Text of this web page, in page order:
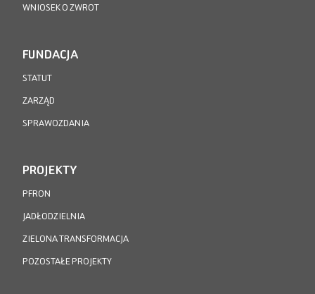
WNIOSEK O ZWROT
FUNDACJA
STATUT
ZARZĄD
SPRAWOZDANIA
PROJEKTY
PFRON
JADŁODZIELNIA
ZIELONA TRANSFORMACJA
POZOSTAŁE PROJEKTY